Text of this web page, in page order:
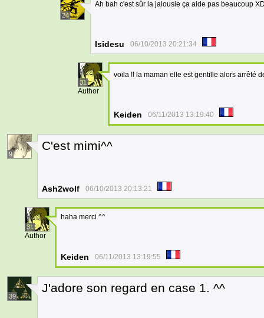
24
Ah bah c'est sûr la jalousie ça aide pas beaucoup
Isidesu 06/10/2013 20:21:34
31
Author
voila !! la maman elle est gentille alors arrêté
Keiden 06/11/2013 13:19:40
9
C'est mimi^^
Ash2wolf 06/10/2013 20:13:21
31
Author
haha merci ^^
Keiden 06/11/2013 13:19:55
39
J'adore son regard en case 1. ^^